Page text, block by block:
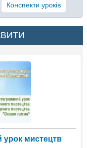
Конспекти уроків
урок мистецтв